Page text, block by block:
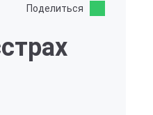
Поделиться